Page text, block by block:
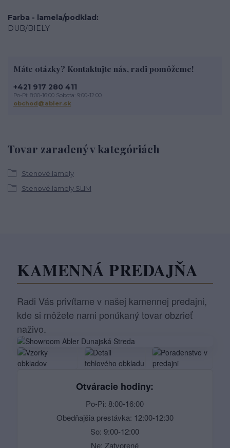
Farba - lamela/podklad
DUB/BIELY
Tovar zaradený v kategóriách
Stenové lamely
Stenové lamely SLIM
Máte otázky? Kontaktujte nás, radi pomôžeme!
+421 917 280 411
Po-Pi: 8:00-16:00 Sobota: 9:00-12:00
obchod@abler.sk
KAMENNÁ PREDAJŇA
Radi Vás privítame v našej kamennej predajni,
kde si môžete nami ponúkaný tovar obzrieť
naživo.
Otváracie hodiny:
Po-Pi: 8:00-16:00
Obedňajšia prestávka: 12:00-12:30
So: 9:00-12:00
Ne: Zatvorené